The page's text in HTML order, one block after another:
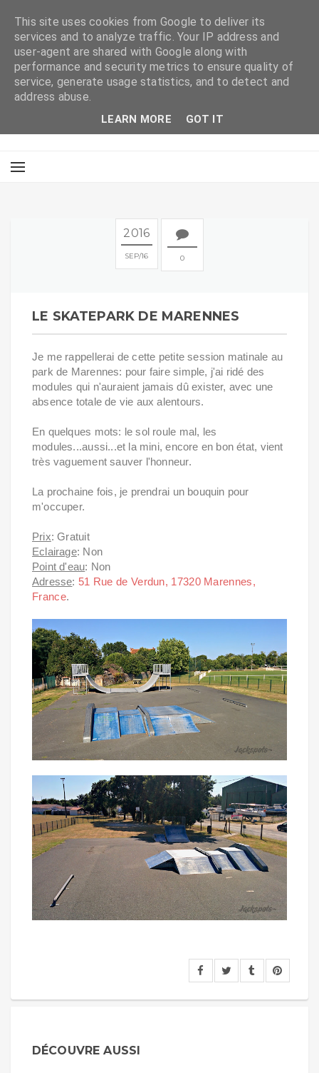
2016
SEP 16 0
LE SKATEPARK DE MARENNES
Je me rappellerai de cette petite session matinale au
park de Marennes: pour faire simple, j'ai ridé des
modules qui n'auraient jamais dû exister, avec une
absence totale de vie aux alentours.
En quelques mots: le sol roule mal, les
modules...aussi...et la mini, encore en bon état, vient
très vaguement sauver l'honneur.
La prochaine fois, je prendrai un bouquin pour
m'occuper.
Prix: Gratuit
Eclairage: Non
Point d'eau: Non
Adresse: 51 Rue de Verdun, 17320 Marennes,
France.
DÉCOUVRE AUSSI
This site uses cookies from Google to deliver its
services and to analyze traffic. Your IP address and
user-agent are shared with Google along with
performance and security metrics to ensure quality of
service, generate usage statistics, and to detect and
address abuse.
LEARN MORE GOT IT